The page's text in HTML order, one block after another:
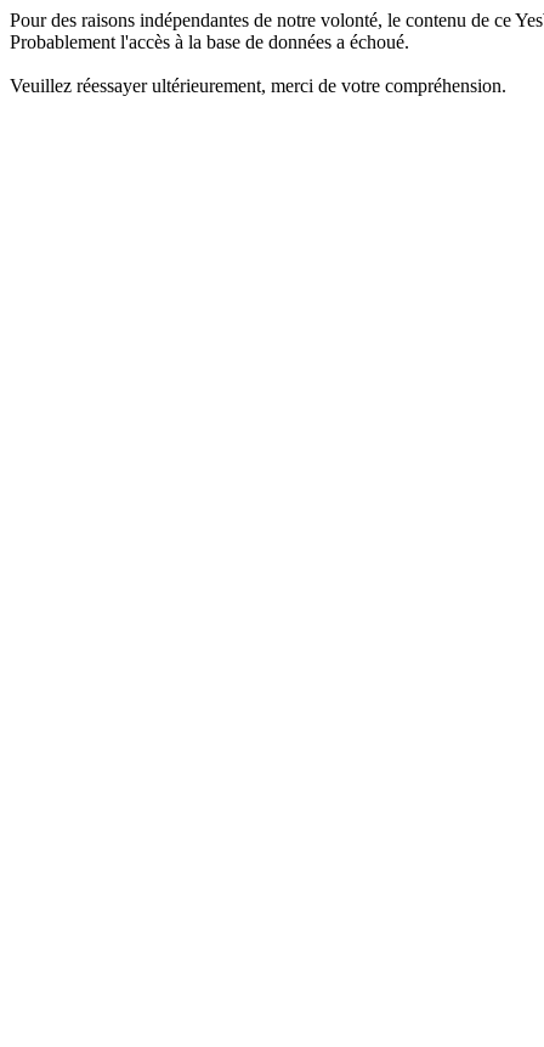
Pour des raisons indépendantes de notre volonté, le contenu de ce
Probablement l'accès à la base de données a échoué.
Veuillez réessayer ultérieurement, merci de votre compréhension.